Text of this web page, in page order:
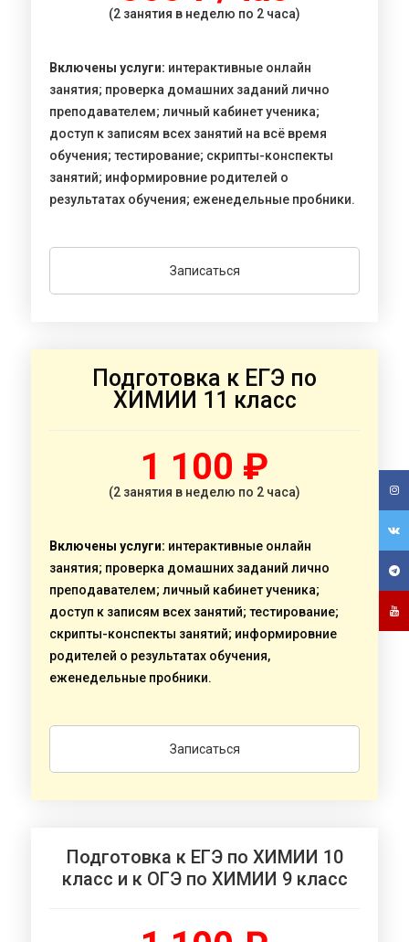
(2 занятия в неделю по 2 часа)
Включены услуги: интерактивные онлайн
занятия; проверка домашних заданий лично
преподавателем; личный кабинет ученика;
доступ к записям всех занятий на всё время
обучения; тестирование; скрипты-конспекты
занятий; информировние родителей о
результатах обучения; еженедельные пробники.
Записаться
Подготовка к ЕГЭ по
ХИМИИ 11 класс
1 100 ₽
(2 занятия в неделю по 2 часа)
Включены услуги: интерактивные онлайн
занятия; проверка домашних заданий лично
преподавателем; личный кабинет ученика;
доступ к записям всех занятий; тестирование;
скрипты-конспекты занятий; информировние
родителей о результатах обучения,
еженедельные пробники.
Записаться
Подготовка к ЕГЭ по ХИМИИ 10
класс и к ОГЭ по ХИМИИ 9 класс